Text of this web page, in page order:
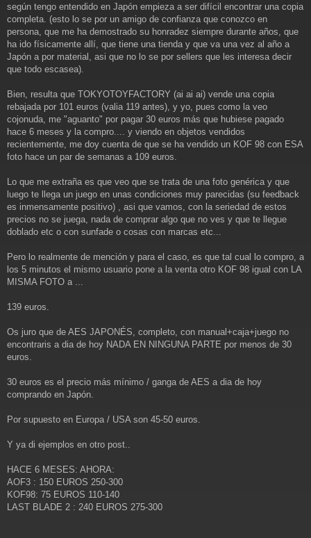
según tengo entendido en Japón empieza a ser difícil encontrar una copia
completa. (esto lo se por un amigo de confianza que conozco en
persona, que me ha demostrado su honradez siempre durante años, que
ha ido físicamente allí, que tiene una tienda y que va una vez al año a
Japón a por material, asi que no lo se por sellers que les interesa decir
que todo escasea).
Bien, resulta que TOKYOTOYFACTORY (ai ai ai) vende una copia
rebajada por 101 euros (valia 119 antes), y yo, pues como la veo
cojonuda, me "aguanto" por pagar 30 euros más que hubiese pagado
hace 6 meses y la compro.... y viendo en objetos vendidos
recientemente, me doy cuenta de que se ha vendido un KOF 98 con ESA
foto hace un par de semanas a 109 euros.
Lo que me extraña es que veo que se trata de una foto genérica y que
luego te llega un juego en unas condiciones muy parecidas (su feedback
es inmensamente positivo) , asi que vamos, con la seriedad de estos
precios no se juega, nada de comprar algo que no ves y que te llegue
doblado etc o con sunfade o cosas con marcas etc...
Pero lo realmente de mención y para el caso, es que tal cual lo compro, a
los 5 minutos el mismo usuario pone a la venta otro KOF 98 igual con LA
MISMA FOTO a ...
139 euros.
Os juro que de AES JAPONÉS, completo, con manual+caja+juego no
encontraris a dia de hoy NADA EN NINGUNA PARTE por menos de 30
euros.
30 euros es el precio más mínimo / ganga de AES a dia de hoy
comprando en Japón.
Por supuesto en Europa / USA son 45-50 euros.
Y ya di ejemplos en otro post..
HACE 6 MESES: AHORA:
AOF3 : 150 EUROS 250-300
KOF98: 75 EUROS 110-140
LAST BLADE 2 : 240 EUROS 275-300